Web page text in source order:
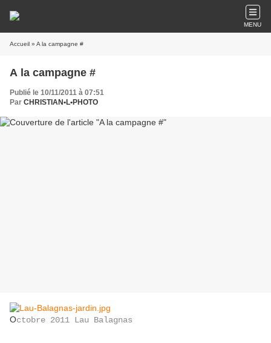
MENU
Accueil » A la campagne #
A la campagne #
Publié le 10/11/2011 à 07:51
Par CHRISTIAN•L•PHOTO
Octobre 2011 Lau Balagnas